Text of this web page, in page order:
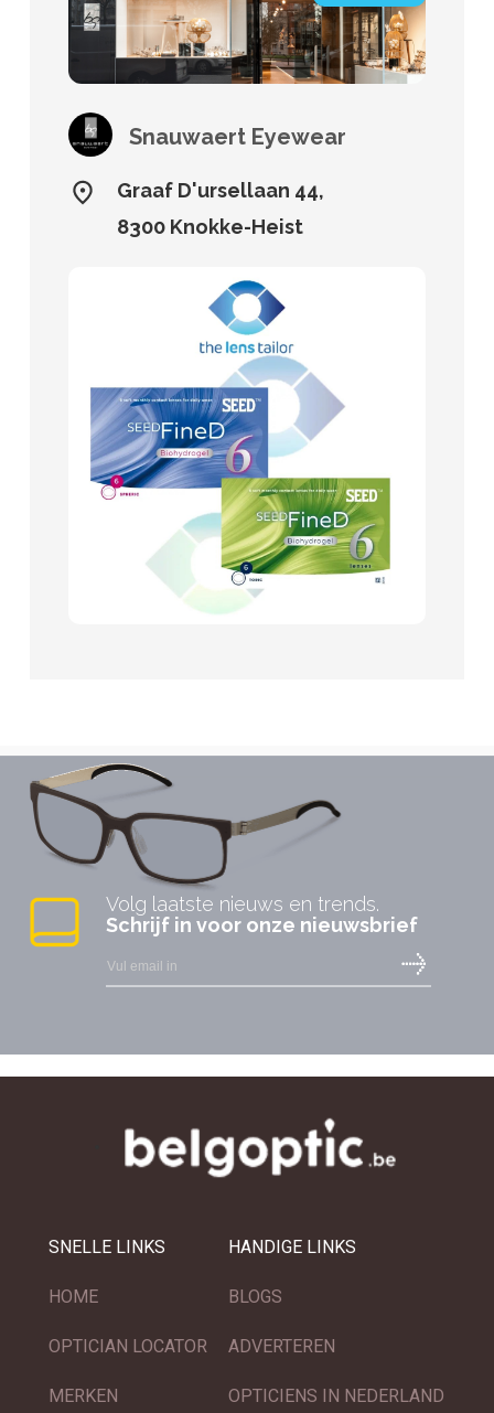
Snauwaert Eyewear
Graaf D'ursellaan 44,
8300 Knokke-Heist
Volg laatste nieuws en trends.
Schrijf in voor onze nieuwsbrief
SNELLE LINKS
HOME
OPTICIAN LOCATOR
MERKEN
HANDIGE LINKS
BLOGS
ADVERTEREN
OPTICIENS IN NEDERLAND